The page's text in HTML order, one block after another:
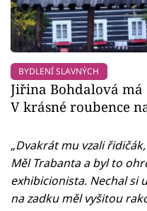
BYDLENÍ SLAVNÝCH
Jiřina Bohdalová
V krásné roubence
„Dvakrát mu vzali
Měl Trabanta a byl to
exhibicionista. Nechal si
na zadku měl vyšitou